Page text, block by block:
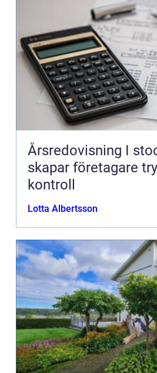
Årsredovisning I
skapar företagare
kontroll
Lotta Albertsson